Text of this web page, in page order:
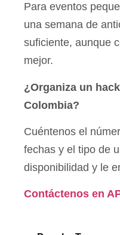
Para eventos
una semana de
suficiente, aunque
mejor.
¿Organiza un
Colombia?
Cuéntenos el
fechas y el tipo de
disponibilidad y le
Contáctenos en